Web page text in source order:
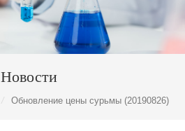
Новости
Обновление цены сурьмы (20190826)